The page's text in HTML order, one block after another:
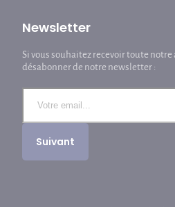
Newsletter
Si vous souhaitez recevoir toute
désabonner de notre newsletter :